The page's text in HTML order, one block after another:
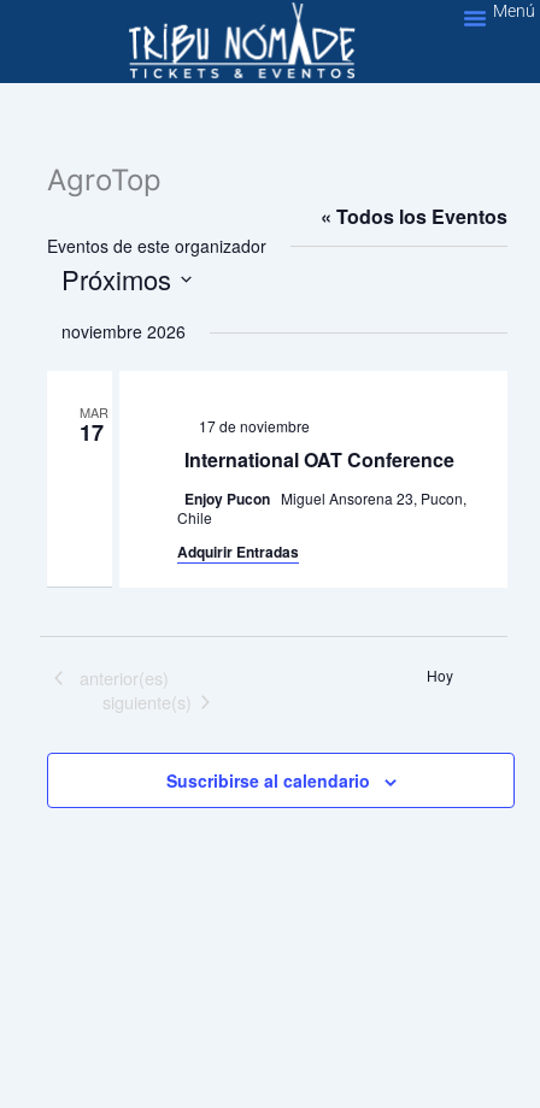
Menú
AgroTop
« Todos los Eventos
Eventos de este organizador
Próximos
noviembre 2026
MAR
17
International OAT Conference
17 de noviembre
Enjoy Pucon Miguel Ansorena 23, Pucon,
Chile
Adquirir Entradas
Eventos
anterior(es) Hoy
Eventos
siguiente(s)
Suscribirse al calendario